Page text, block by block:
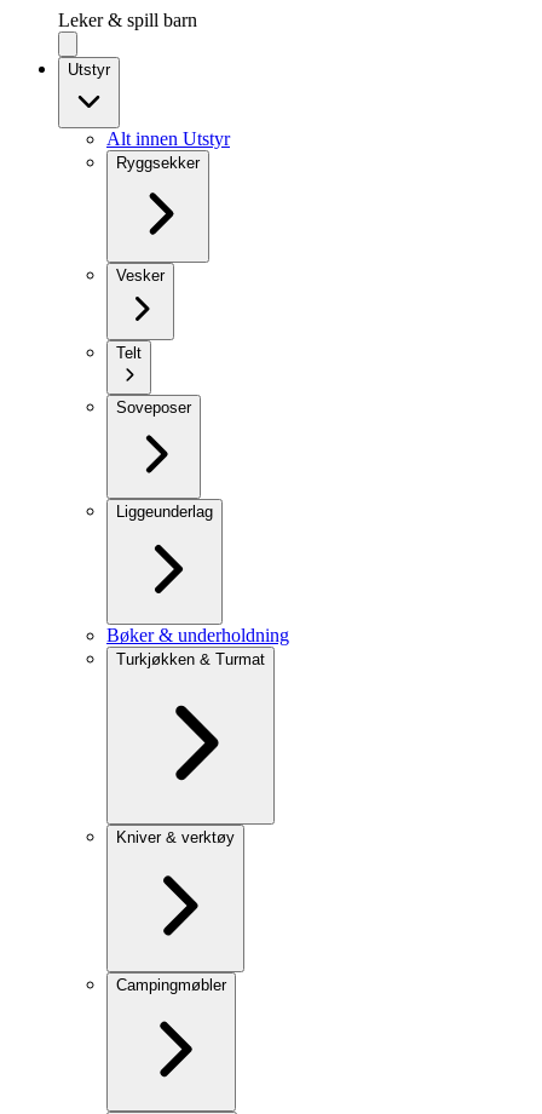
Leker & spill barn
Utstyr
Alt innen Utstyr
Ryggsekker
Vesker
Telt
Soveposer
Liggeunderlag
Bøker & underholdning
Turkjøkken & Turmat
Kniver & verktøy
Campingmøbler